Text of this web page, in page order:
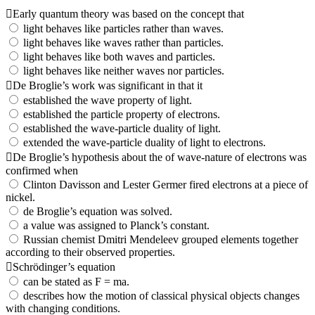
Early quantum theory was based on the concept that
light behaves like particles rather than waves.
light behaves like waves rather than particles.
light behaves like both waves and particles.
light behaves like neither waves nor particles.
De Broglie’s work was significant in that it
established the wave property of light.
established the particle property of electrons.
established the wave-particle duality of light.
extended the wave-particle duality of light to electrons.
De Broglie’s hypothesis about the of wave-nature of electrons was
confirmed when
Clinton Davisson and Lester Germer fired electrons at a piece of
nickel.
de Broglie’s equation was solved.
a value was assigned to Planck’s constant.
Russian chemist Dmitri Mendeleev grouped elements together
according to their observed properties.
Schrödinger’s equation
can be stated as F = ma.
describes how the motion of classical physical objects changes
with changing conditions.